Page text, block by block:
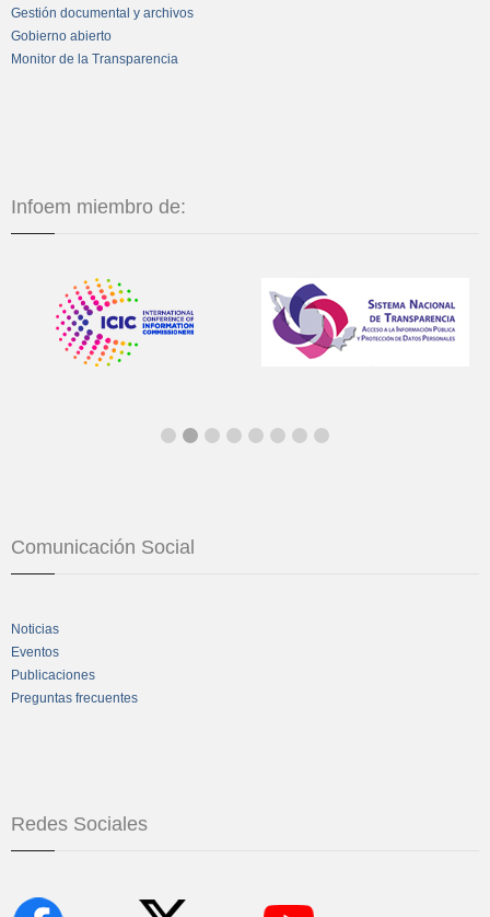
Gestión documental y archivos
Gobierno abierto
Monitor de la Transparencia
Infoem miembro de:
Comunicación Social
Noticias
Eventos
Publicaciones
Preguntas frecuentes
Redes Sociales